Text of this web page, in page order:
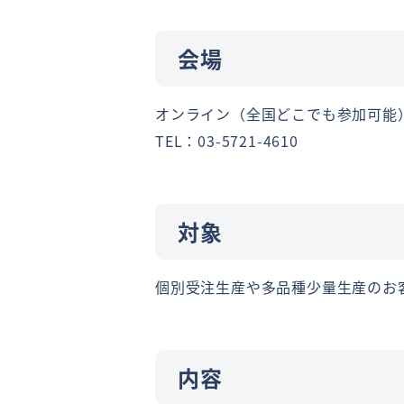
会場
オンライン（全国どこでも参加可能
TEL：03-5721-4610
対象
個別受注生産や多品種少量生産のお
内容